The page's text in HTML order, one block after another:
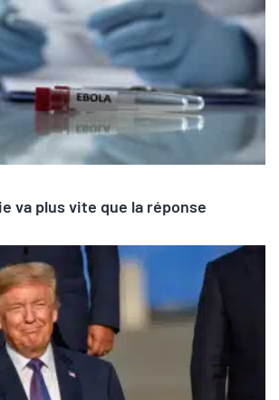
va plus vite que la réponse